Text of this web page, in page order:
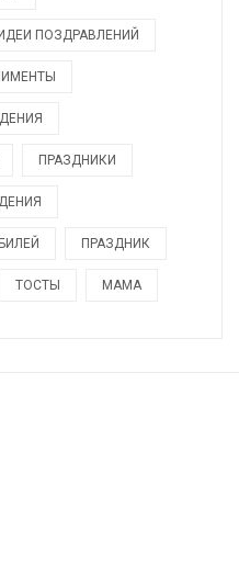
ИДЕИ ПОЗДРАВЛЕНИЙ
ПРАЗДНИКИ
ПРАЗДНИК
ТОСТЫ МАМА